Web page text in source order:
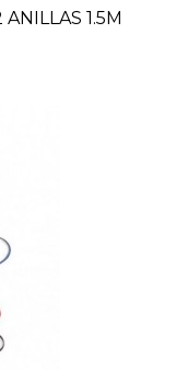
1.5M